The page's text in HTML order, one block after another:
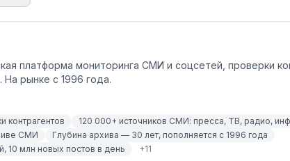
платформа мониторинга СМИ и соцсетей, проверки
На рынке с 1996 года.
контрагентов
120 000+ источников СМИ: пресса, ТВ, радио,
СМИ
Глубина архива — 30 лет, пополняется с 1996 года
10 млн новых постов в день
+11